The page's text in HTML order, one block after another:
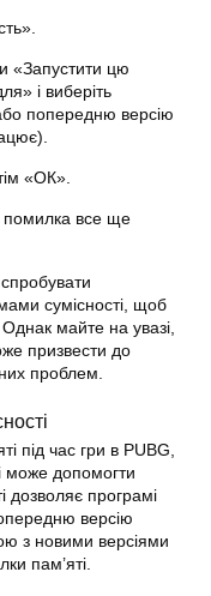
«Запустити цю
і виберіть
попередню версію
«ОК».
помилка все ще
сумісності, щоб
майте на увазі,
призвести до
проблем.
під час гри в PUBG,
може допомогти
дозволяє програмі
версію
з новими версіями
пам’яті.